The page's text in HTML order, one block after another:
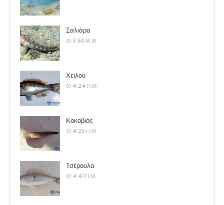
Σαλιάρα
3:50 Μ.Μ.
Χειλού
4:24 Π.Μ.
Κοκοβιός
4:25 Π.Μ.
Τσέρουλα
4:41 Π.Μ.